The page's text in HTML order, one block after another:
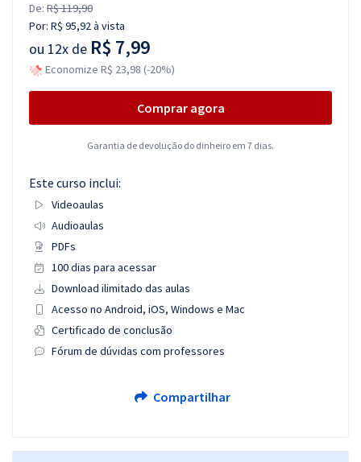
De: R$ 119,90
Por: R$ 95,92à vista
ou 12x de R$ 7,99
Economize R$ 23,98 (-20%)
Comprar agora
Garantia de devolução do dinheiro em 7 dias.
Este curso inclui:
Videoaulas
Audioaulas
PDFs
100 dias para acessar
Download ilimitado das aulas
Acesso no Android, iOS, Windows e Mac
Certificado de conclusão
Fórum de dúvidas com professores
Compartilhar